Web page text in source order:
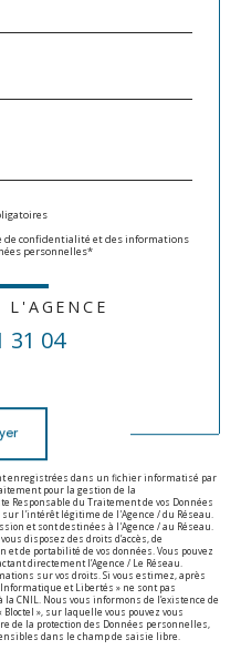
de confidentialité et des informations
personnelles*
L'AGENCE
31 04
enregistrées dans un fichier informatisé par
pour la gestion de la
Responsable du Traitement de vos Données
l'intérêt légitime de l'Agence / du Réseau.
et sont destinées à l'Agence / au Réseau.
disposez des droits d’accès, de
et de portabilité de vos données. Vous pouvez
directement l’Agence / Le Réseau.
sur vos droits. Si vous estimez, après
et Libertés » ne sont pas
CNIL. Nous vous informons de l’existence de
», sur laquelle vous pouvez vous
de la protection des Données personnelles,
dans le champ de saisie libre.